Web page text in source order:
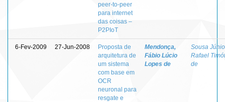
peer-to-peer
para internet
das coisas –
P2PIoT
6-Fev-2009 27-Jun-2008
Proposta de
arquitetura de
um sistema
com base em
OCR
neuronal para
resgate e
Mendonça,
Fábio Lúcio
Lopes de
Sousa
Rafael
de